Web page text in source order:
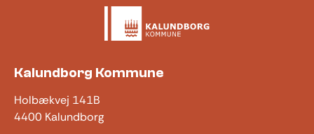
Kalundborg Kommune
Holbækvej 141B
4400 Kalundborg